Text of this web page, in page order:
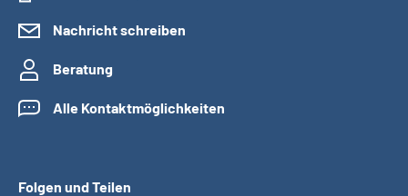
Nachricht schreiben
Beratung
Alle Kontaktmöglichkeiten
Folgen und Teilen